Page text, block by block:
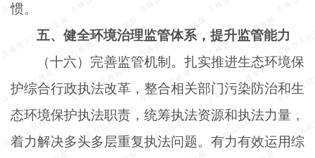
惯。
五、健全环境治理监管体系，提升监管能力
（十六）完善监管机制。扎实推进生态环境保
护综合行政执法改革，整合相关部门污染防治和生
态环境保护执法职责，统筹执法资源和执法力量，
着力解决多头多层重复执法问题。有力有效运用综